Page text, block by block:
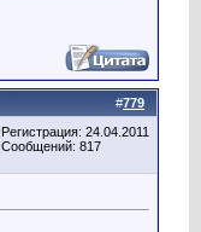
#779
Регистрация: 24.04.2011
Сообщений: 817